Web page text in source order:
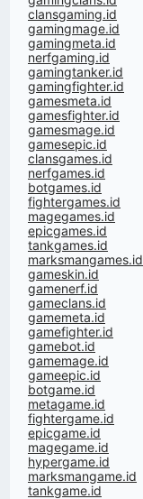
clansgaming.id
gamingmage.id
gamingmeta.id
nerfgaming.id
gamingtanker.id
gamingfighter.id
gamesmeta.id
gamesfighter.id
gamesmage.id
gamesepic.id
clansgames.id
nerfgames.id
botgames.id
fightergames.id
magegames.id
epicgames.id
tankgames.id
marksmangames.id
gameskin.id
gamenerf.id
gameclans.id
gamemeta.id
gamefighter.id
gamebot.id
gamemage.id
gameepic.id
botgame.id
metagame.id
fightergame.id
epicgame.id
magegame.id
hypergame.id
marksmangame.id
tankgame.id